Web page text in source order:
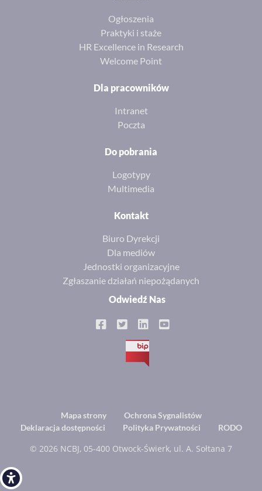
Open toolbar
Ogłoszenia
Praktyki i staże
HR Excellence in Research
Welcome Point
Dla pracowników
Intranet
Poczta
Do pobrania
Logotypy
Multimedia
Kontakt
Biuro Dyrekcji
Dla mediów
Jednostki organizacyjne
Zgłaszanie działań niepożądanych
Odwiedź Nas
BIP
© 2026 NCBJ, 05-400 Otwock-Świerk, ul. A. Sołtana 7
Footer
menu
Mapa strony
Ochrona Sygnalistów
Deklaracja dostępności
Polityka Prywatności RODO